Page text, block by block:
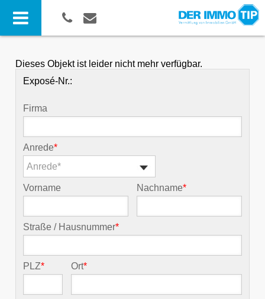
Dieses Objekt ist leider nicht mehr verfügbar.
Exposé-Nr.:
Firma
Anrede*
Anrede*
Vorname Nachname*
Straße / Hausnummer*
PLZ* Ort*